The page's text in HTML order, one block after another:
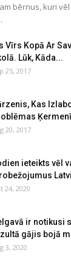
bērnus, kuri
Vīrs Kopā Ar
Lūk, Kāda...
25, 2017
Kas
20, 2017
ieteikts vēl
24, 2020
ir notikusi
gājis bojā
3, 2020